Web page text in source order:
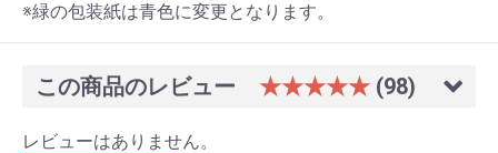
※緑の包装紙は青色に変更となります。
この商品のレビュー ★★★★★ (98)
レビューはありません。